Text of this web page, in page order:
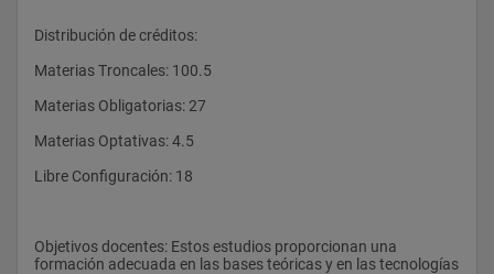
Distribución de créditos:
Materias Troncales: 100.5
Materias Obligatorias: 27
Materias Optativas: 4.5
Libre Configuración: 18
Objetivos docentes: Estos estudios proporcionan una
formación adecuada en las bases teóricas y en las tecnologías